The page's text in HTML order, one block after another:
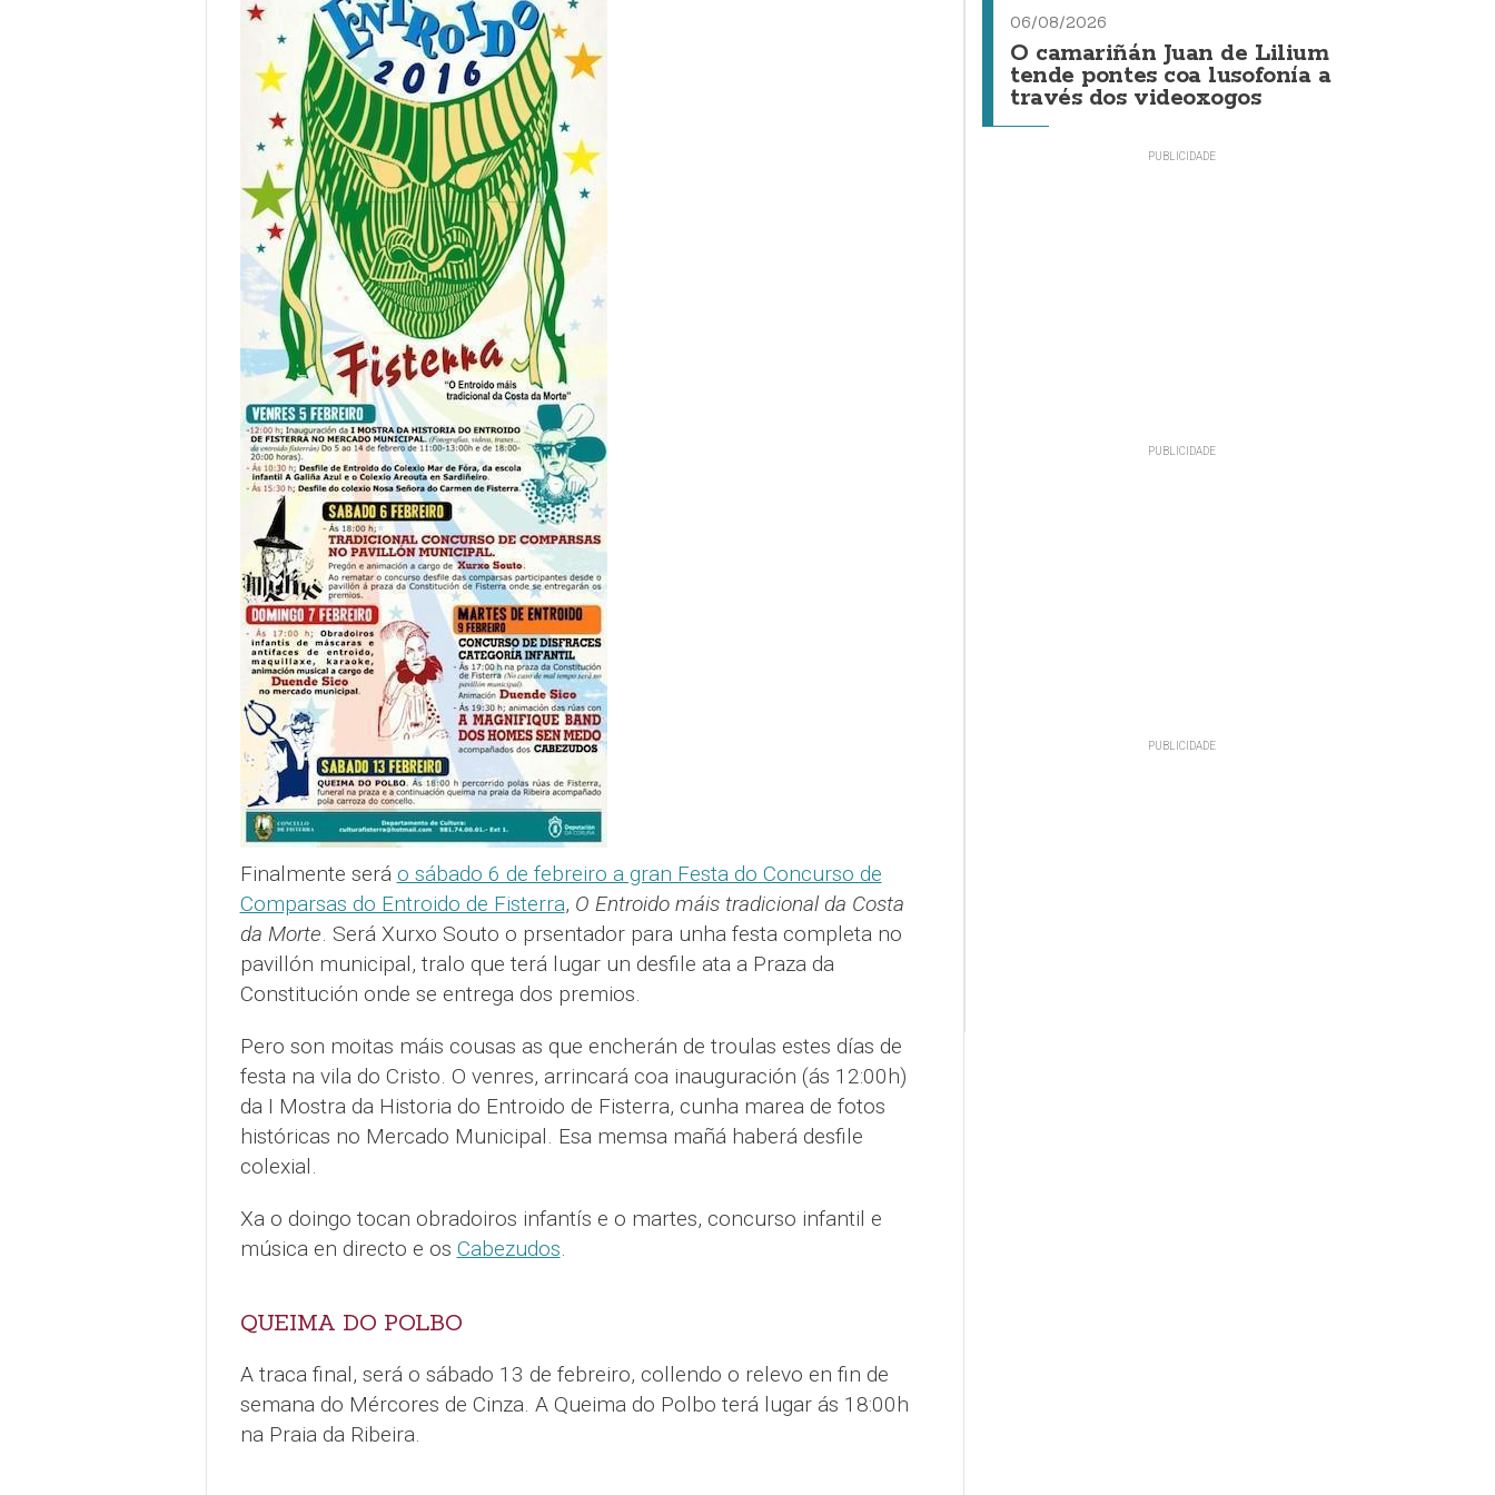
Finalmente será o sábado 6 de febreiro a gran Festa do Concurso de
Comparsas do Entroido de Fisterra, O Entroido máis tradicional da Costa
da Morte. Será Xurxo Souto o prsentador para unha festa completa no
pavillón municipal, tralo que terá lugar un desfile ata a Praza da
Constitución onde se entrega dos premios.
Pero son moitas máis cousas as que encherán de troulas estes días de
festa na vila do Cristo. O venres, arrincará coa inauguración (ás 12:00h)
da I Mostra da Historia do Entroido de Fisterra, cunha marea de fotos
históricas no Mercado Municipal. Esa memsa mañá haberá desfile
colexial.
Xa o doingo tocan obradoiros infantís e o martes, concurso infantil e
música en directo e os Cabezudos.
QUEIMA DO POLBO
A traca final, será o sábado 13 de febreiro, collendo o relevo en fin de
semana do Mércores de Cinza. A Queima do Polbo terá lugar ás 18:00h
na Praia da Ribeira.
06/08/2026
O camariñán Juan de Lilium
tende pontes coa lusofonía a
través dos videoxogos